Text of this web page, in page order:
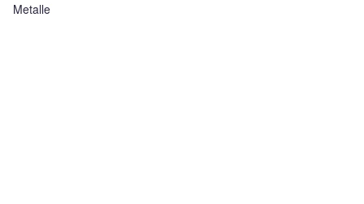
Metalle